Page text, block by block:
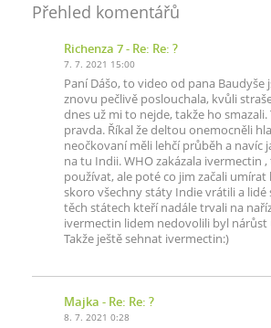
Přehled komentářů
Richenza 7- Re: Re: ?
7. 7. 2021 15:00
Paní Dášo, to video od pana Baudyše
znovu pečlivě poslouchala, kvůli
dnes už mi to nejde, takže ho smazali.
pravda. Říkal že deltou onemocněli
neočkovaní měli lehčí průběh a navíc
na tu Indii. WHO zakázala ivermectin
používat, ale poté co jim začali umírat
skoro všechny státy Indie vrátili a lidé
těch státech kteří nadále trvali na
ivermectin lidem nedovolili byl
Takže ještě sehnat ivermectin:)
Majka - Re: Re: ?
8. 7. 2021 0:28